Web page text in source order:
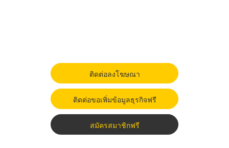
ติดต่อลงโฆษณา
ติดต่อขอเพิ่มข้อมูลธุรกิจฟรี
สมัครสมาชิกฟรี